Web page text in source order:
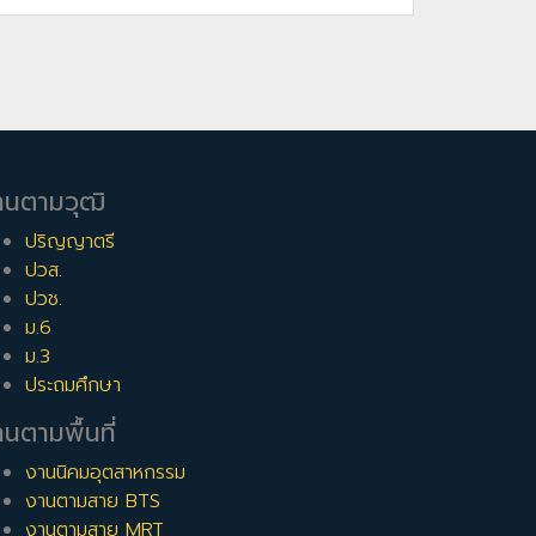
นตามวุฒิ
ปริญญาตรี
ปวส.
ปวช.
ม.6
ม.3
ประถมศึกษา
นตามพื้นที่
งานนิคมอุตสาหกรรม
งานตามสาย BTS
งานตามสาย MRT